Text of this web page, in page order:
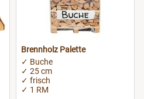
Brennholz Palette
✓ Buche
✓ 25 cm
✓ frisch
✓ 1 RM